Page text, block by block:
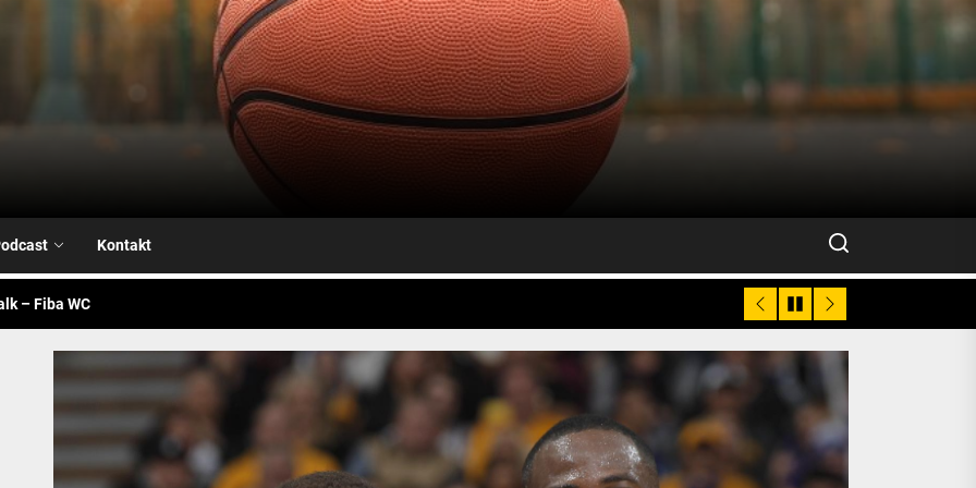
Airball.me
Kontakt
– Fiba WC
WC – Crna Gora
WC – Canada